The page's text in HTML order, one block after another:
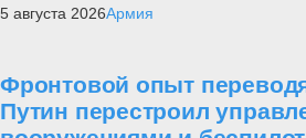
5 августа 2026Армия
Фронтовой опыт
Путин перестроил